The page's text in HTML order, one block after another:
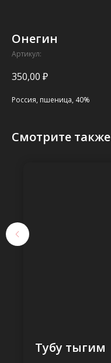
Онегин
Артикул:
350,00 ₽
Россия, пшеница, 40%
Смотрите также
Тубу тыгим